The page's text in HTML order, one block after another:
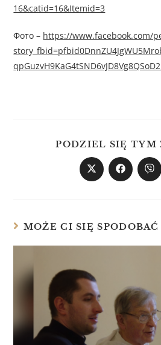
16&catid=16&Itemid=3
Фото – https://www.facebook.com/
PODZIEL SIĘ TYM
MOŻE CI SIĘ